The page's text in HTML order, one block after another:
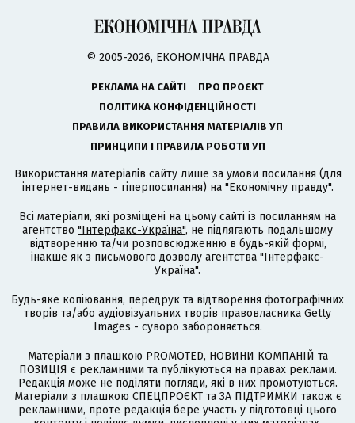
© 2005-2026, ЕКОНОМІЧНА ПРАВДА
РЕКЛАМА НА САЙТІ
ПРО ПРОЄКТ
ПОЛІТИКА КОНФІДЕНЦІЙНОСТІ
ПРАВИЛА ВИКОРИСТАННЯ МАТЕРІАЛІВ УП
ПРИНЦИПИ І ПРАВИЛА РОБОТИ УП
Використання матеріалів сайту лише за умови посилання (для
інтернет-видань - гіперпосилання) на "Економічну правду".
Всі матеріали, які розміщені на цьому сайті із посиланням на
агентство "Інтерфакс-Україна", не підлягають подальшому
відтворенню та/чи розповсюдженню в будь-якій формі,
інакше як з письмового дозволу агентства "Інтерфакс-
Україна".
Будь-яке копіювання, передрук та відтворення фотографічних
творів та/або аудіовізуальних творів правовласника Getty
Images - суворо забороняється.
Матеріали з плашкою PROMOTED, НОВИНИ КОМПАНІЙ та
ПОЗИЦІЯ є рекламними та публікуються на правах реклами.
Редакція може не поділяти погляди, які в них промотуються.
Матеріали з плашкою СПЕЦПРОЄКТ та ЗА ПІДТРИМКИ також є
рекламними, проте редакція бере участь у підготовці цього